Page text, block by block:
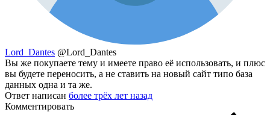
Lord_Dantes @Lord_Dantes
Вы же покупаете тему и имеете право её использовать, и плюс
вы будете переносить, а не ставить на новый сайт типо база
данных одна и та же.
Ответ написан более трёх лет назад
Комментировать